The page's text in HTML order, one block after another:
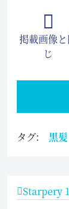
掲載画像
じ
タグ: 黒髪
Starpery